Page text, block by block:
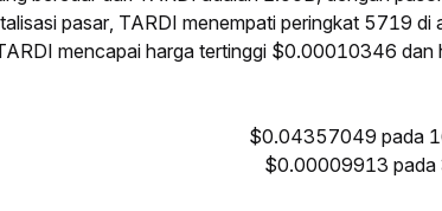
pasar, TARDI menempati peringkat 5719 di
mencapai harga tertinggi $0.00010346 dan
$0.04357049 pada
$0.00009913 pada